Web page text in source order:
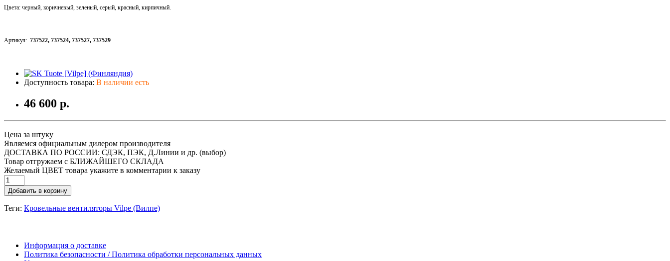
Цвета: черный, коричневый, зеленый, серый, красный, кирпичный.
Артикул: 737522, 737524, 737527, 737529
Доступность товара: В наличии есть
46 600 р.
Цена за штуку
Являемся официальным дилером производителя
ДОСТАВКА ПО РОССИИ: СДЭК, ПЭК, Д.Линии и др. (выбор)
Товар отгружаем с БЛИЖАЙШЕГО СКЛАДА
Желаемый ЦВЕТ товара укажите в комментарии к заказу
Добавить в корзину
Теги: Кровельные вентиляторы Vilpe (Вилпе)
Информация о доставке
Политика безопасности / Политика обработки персональных данных